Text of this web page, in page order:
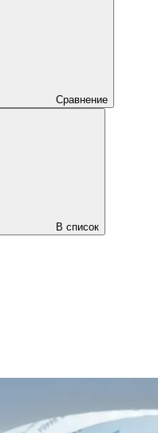
Сравнение
В список